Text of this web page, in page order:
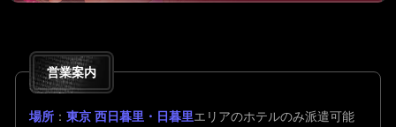
営業案内
場所 ： 東京 西日暮里・日暮里エリアのホテルのみ派遣可能